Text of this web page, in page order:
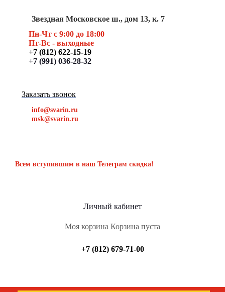
Звездная Московское ш., дом 13, к. 7
Пн-Чт с 9:00 до 18:00
Пт-Вс - выходные
+7 (812) 622-15-19
+7 (991) 036-28-32
Заказать звонок
info@svarin.ru
msk@svarin.ru
Всем вступившим в наш Телеграм скидка!
Личный кабинет
Моя корзина Корзина пуста
+7 (812) 679-71-00